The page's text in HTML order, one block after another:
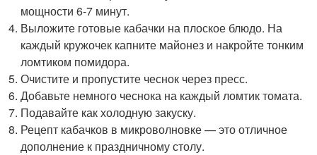
мощности 6-7 минут.
Выложите готовые кабачки на плоское блюдо. На
каждый кружочек капните майонез и накройте тонким
ломтиком помидора.
Очистите и пропустите чеснок через пресс.
Добавьте немного чеснока на каждый ломтик томата.
Подавайте как холодную закуску.
Рецепт кабачков в микроволновке — это отличное
дополнение к праздничному столу.